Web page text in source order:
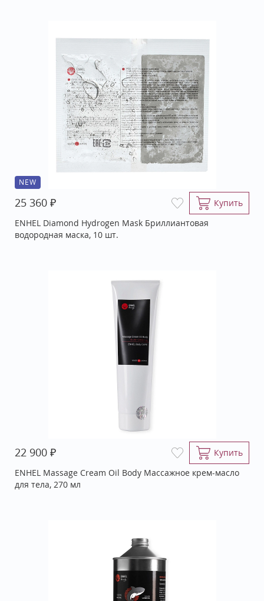
NEW
25 360 ₽
Купить
ENHEL Diamond Hydrogen Mask Бриллиантовая
водородная маска, 10 шт.
22 900 ₽
Купить
ENHEL Massage Cream Oil Body Массажное крем-масло
для тела, 270 мл